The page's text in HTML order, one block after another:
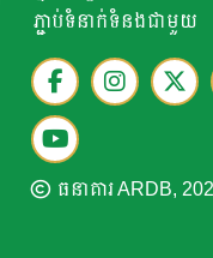
ភ្ជាប់ទំនាក់ទំនងជាមួយ
ធនាគារ ARDB,